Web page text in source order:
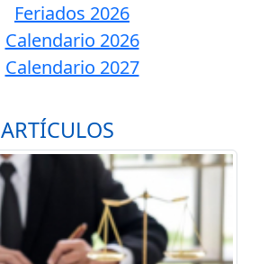
Feriados 2026
Calendario 2026
Calendario 2027
ARTÍCULOS